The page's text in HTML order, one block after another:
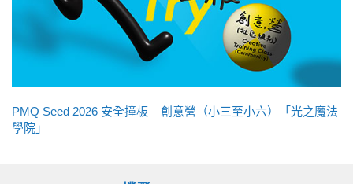
PMQ Seed 2026 安全撞板 – 創意營（小三至小六）「光之魔法
學院」